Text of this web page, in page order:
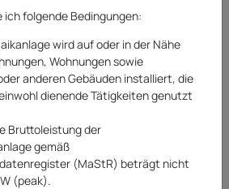
ich folgende Bedingungen:
wird auf oder in der Nähe
Wohnungen sowie
anderen Gebäuden installiert, die
dienende Tätigkeiten genutzt
Bruttoleistung der
gemäß
(MaStR) beträgt nicht
(peak).